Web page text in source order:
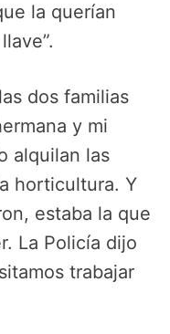
la querían
dos familias
y mi
alquilan las
horticultura. Y
estaba la que
La Policía dijo
trabajar